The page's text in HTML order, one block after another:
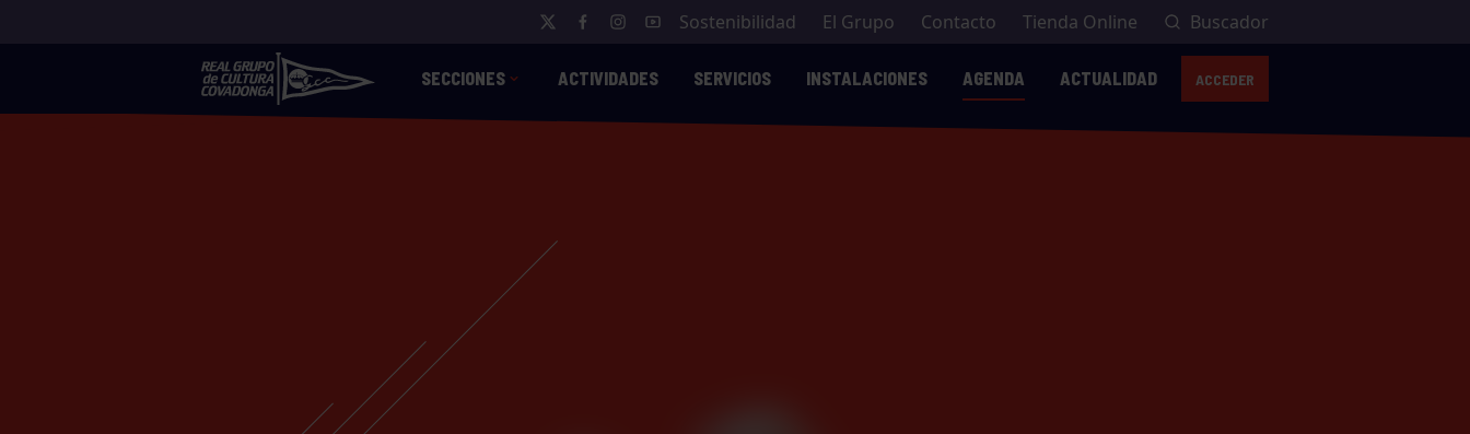
Sostenibilidad El Grupo Contacto Tienda Online Buscador
SECCIONES ACTIVIDADES SERVICIOS INSTALACIONES AGENDA ACTUALIDAD ACCEDER